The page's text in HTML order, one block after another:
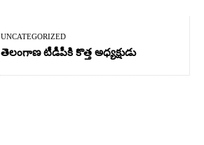
UNCATEGORIZED
తెలంగాణ టీడీపీకి కొత్త అధ్యక్షుడు